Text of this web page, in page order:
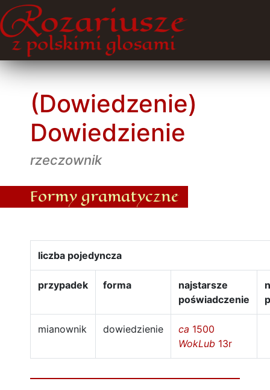
(Dowiedzenie)
Dowiedzienie
rzeczownik
Formy gramatyczne
liczba pojedyncza
przypadek forma
najstarsze
poświadczenie
mianownik dowiedzienie ca 1500
WokLub 13r